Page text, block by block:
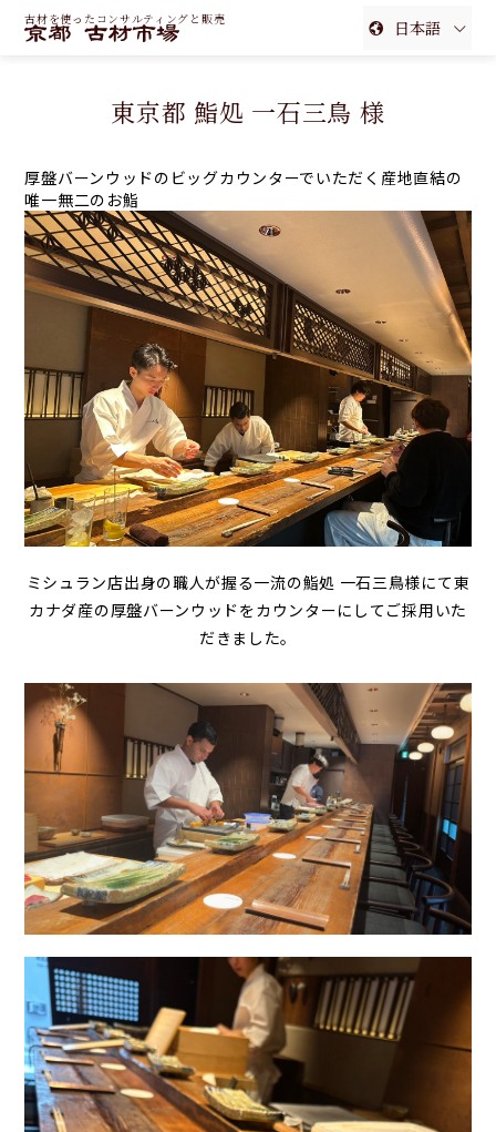
古材を使ったコンサルティングと販売
日本語
東京都 鮨処 一石三鳥 様
厚盤バーンウッドのビッグカウンターでいただく産地直結の
唯一無二のお鮨
ミシュラン店出身の職人が握る一流の鮨処 一石三鳥様にて東
カナダ産の厚盤バーンウッドをカウンターにしてご採用いた
だきました。